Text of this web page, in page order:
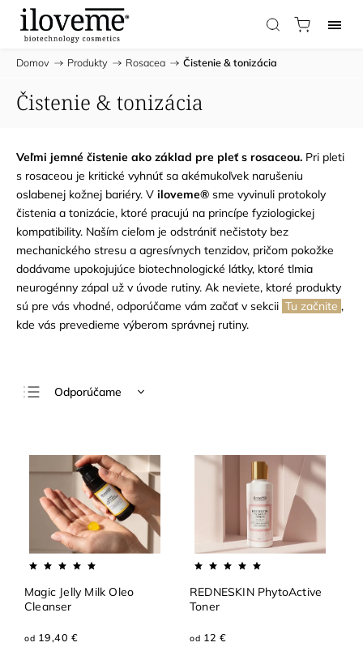
Domov / Produkty / Rosacea / Čistenie & tonizácia
Čistenie & tonizácia
Veľmi jemné čistenie ako základ pre pleť s rosaceou. Pri pleti
s rosaceou je kritické vyhnúť sa akémukoľvek narušeniu
oslabenej kožnej bariéry. V iloveme® sme vyvinuli protokoly
čistenia a tonizácie, ktoré pracujú na princípe fyziologickej
kompatibility. Naším cieľom je odstrániť nečistoty bez
mechanického stresu a agresívnych tenzidov, pričom pokožke
dodávame upokojujúce biotechnologické látky, ktoré tlmia
neurogénny zápal už v úvode rutiny. Ak neviete, ktoré produkty
sú pre vás vhodné, odporúčame vám začať v sekcii Tu začnite ,
kde vás prevedieme výberom správnej rutiny.
Odporúčame
Najpredávanejšie
Abecedne
Magic Jelly Milk Oleo
Cleanser
od 19,40 €
REDNESKIN PhytoActive
Toner
od 12 €